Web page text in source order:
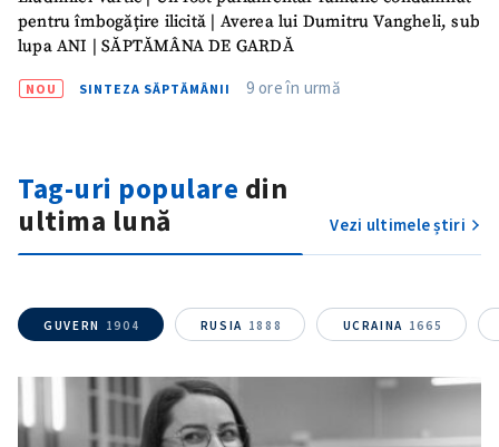
pentru îmbogățire ilicită | Averea lui Dumitru Vangheli, sub
lupa ANI | SĂPTĂMÂNA DE GARDĂ
NOU SINTEZA SĂPTĂMÂNII 9 ore în urmă
Tag-uri populare din
ultima lună
Vezi ultimele știri
GUVERN 1904 RUSIA 1888 UCRAINA 1665